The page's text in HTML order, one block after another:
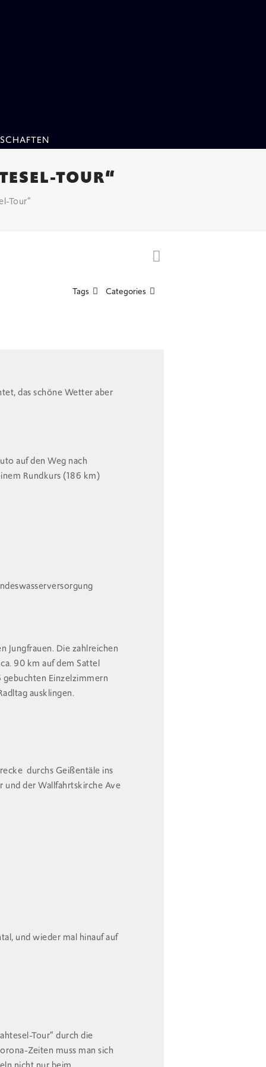
TOUR“
Tour“
Categories
Tags
das schöne Wetter aber
auf den Weg nach
Rundkurs (186 km)
Jungfrauen. Die zahlreichen
90 km auf dem Sattel
Einzelzimmern
ausklingen.
durchs Geißentäle ins
und der Wallfahrtskirche Ave
und wieder mal hinauf auf
Tour“ durch die
Zeiten muss man sich